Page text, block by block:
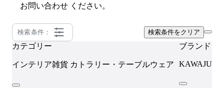
お問い合わせ ください。
検索条件： 検索条件をクリア
カテゴリー
インテリア雑貨 カトラリー・テーブルウェア
ブランド
KAWAJUN